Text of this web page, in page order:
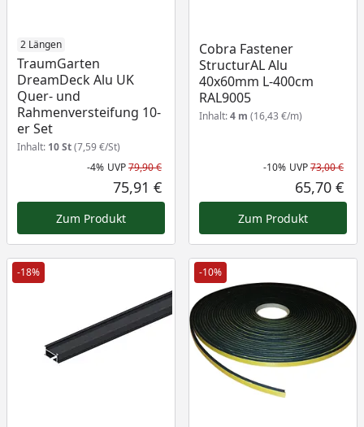
2 Längen
TraumGarten
DreamDeck Alu UK
Quer- und
Rahmenversteifung 10-
er Set
Inhalt: 10 St(7,59 €/St)
Rabatt in Prozent
-4%
Ursprünglicher Preis
UVP79,90 €
Aktueller Preis
75,91 €
Zum Produkt
Cobra Fastener
StructurAL Alu
40x60mm L-400cm
RAL9005
Inhalt:4 m (16,43 €/m)
-10% UVP73,00 €
65,70 €
Zum Produkt
-18% -10%